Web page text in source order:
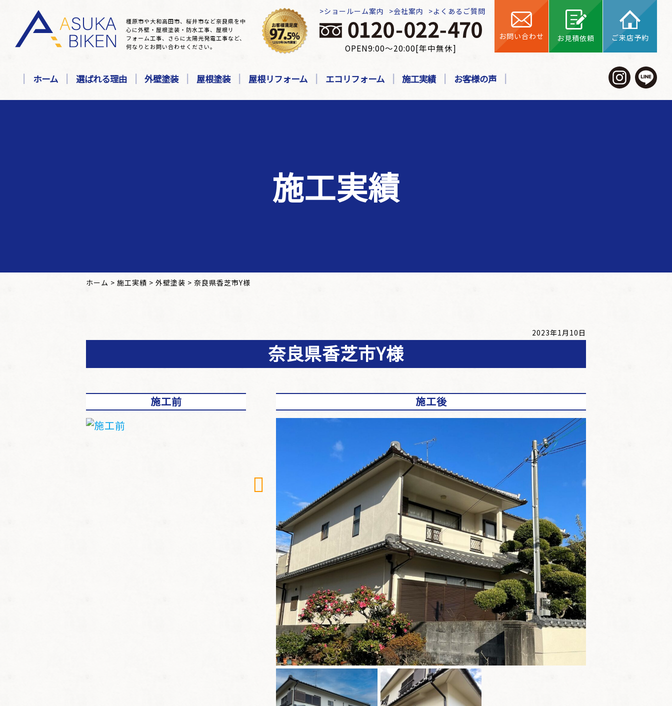
橿原市や大和高田市、桜井市など奈良県を中
心に外壁・屋根塗装・防水工事、屋根リ
フォーム工事、さらに太陽光発電工事など、
何なりとお問い合わせください。
ショールーム案内 会社案内 よくあるご質問
OPEN9:00～20:00[年中無休]
お問い合わせ お見積依頼 ご来店予約
ホーム 選ばれる理由 外壁塗装 屋根塗装 屋根リフォーム エコリフォーム 施工実績 お客様の声
施工実績
ホーム > 施工実績 > 外壁塗装 > 奈良県香芝市Y様
2023年1月10日
奈良県香芝市Y様
施工前 施工後